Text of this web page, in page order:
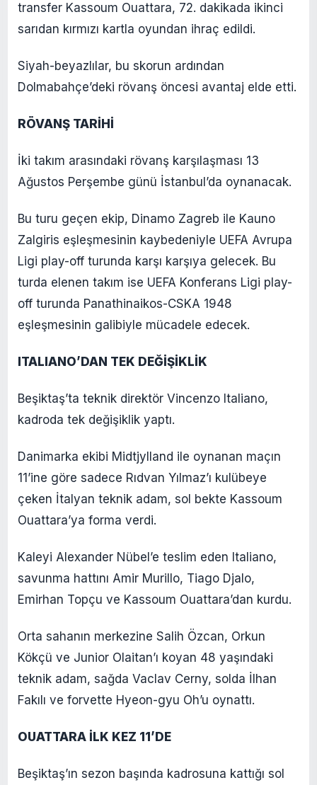
transfer Kassoum Ouattara, 72. dakikada ikinci
sarıdan kırmızı kartla oyundan ihraç edildi.
Siyah-beyazlılar, bu skorun ardından
Dolmabahçe’deki rövanş öncesi avantaj elde etti.
RÖVANŞ TARİHİ
İki takım arasındaki rövanş karşılaşması 13
Ağustos Perşembe günü İstanbul’da oynanacak.
Bu turu geçen ekip, Dinamo Zagreb ile Kauno
Zalgiris eşleşmesinin kaybedeniyle UEFA Avrupa
Ligi play-off turunda karşı karşıya gelecek. Bu
turda elenen takım ise UEFA Konferans Ligi play-
off turunda Panathinaikos-CSKA 1948
eşleşmesinin galibiyle mücadele edecek.
ITALIANO’DAN TEK DEĞİŞİKLİK
Beşiktaş’ta teknik direktör Vincenzo Italiano,
kadroda tek değişiklik yaptı.
Danimarka ekibi Midtjylland ile oynanan maçın
11’ine göre sadece Rıdvan Yılmaz’ı kulübeye
çeken İtalyan teknik adam, sol bekte Kassoum
Ouattara’ya forma verdi.
Kaleyi Alexander Nübel’e teslim eden Italiano,
savunma hattını Amir Murillo, Tiago Djalo,
Emirhan Topçu ve Kassoum Ouattara’dan kurdu.
Orta sahanın merkezine Salih Özcan, Orkun
Kökçü ve Junior Olaitan’ı koyan 48 yaşındaki
teknik adam, sağda Vaclav Cerny, solda İlhan
Fakılı ve forvette Hyeon-gyu​​​​​​​ Oh’u oynattı.
OUATTARA İLK KEZ 11’DE
Beşiktaş’ın sezon başında kadrosuna kattığı sol